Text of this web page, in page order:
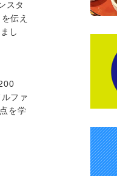
スタ
伝え
し
ファ
を学